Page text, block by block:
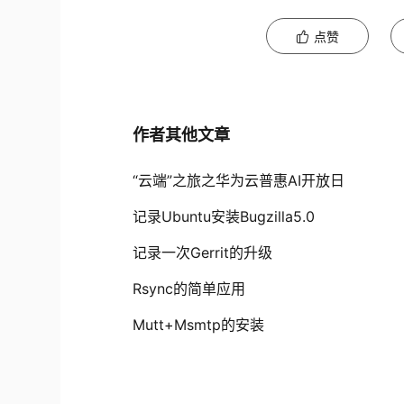
点赞
作者其他文章
“云端”之旅之华为云普惠AI开放日
记录Ubuntu安装Bugzilla5.0
记录一次Gerrit的升级
Rsync的简单应用
Mutt+Msmtp的安装